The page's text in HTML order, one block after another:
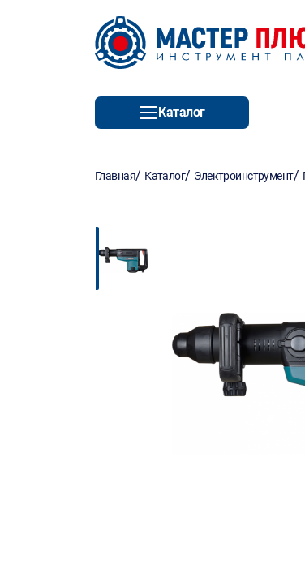
Каталог
Главная/ Каталог/ Электроинструмент/